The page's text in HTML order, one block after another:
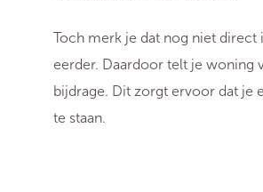
Toch merk je dat nog niet direct
eerder. Daardoor telt je woning
bijdrage. Dit zorgt ervoor dat je
te staan.